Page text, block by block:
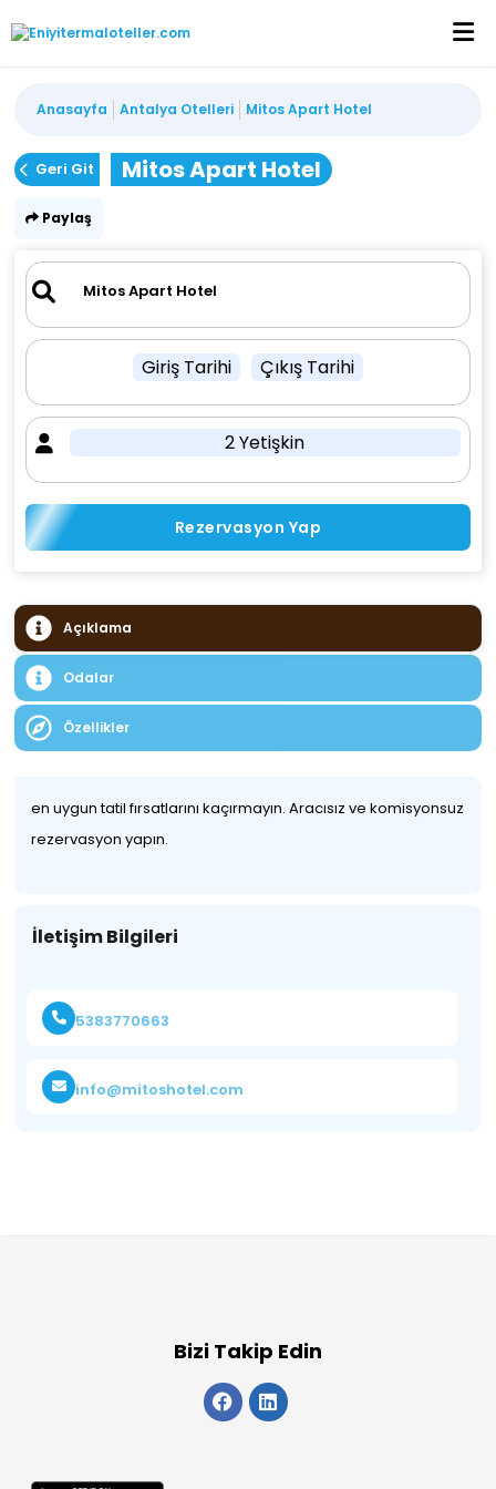
Anasayfa Antalya Otelleri Mitos Apart Hotel
Geri Git Mitos Apart Hotel
Paylaş
Giriş Tarihi Çıkış Tarihi
2 Yetişkin
Rezervasyon Yap
Açıklama
Odalar
Özellikler
en uygun tatil fırsatlarını kaçırmayın. Aracısız ve komisyonsuz
rezervasyon yapın.
İletişim Bilgileri
5383770663
info@mitoshotel.com
Bizi Takip Edin